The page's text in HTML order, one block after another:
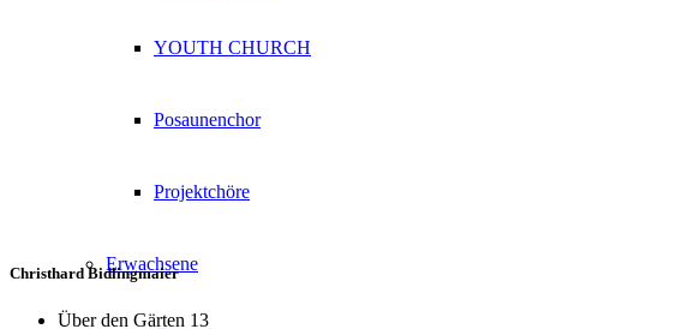
YOUTH CHURCH
Posaunenchor
Projektchöre
Erwachsene
Christhard Bidlingmaier
Über den Gärten 13